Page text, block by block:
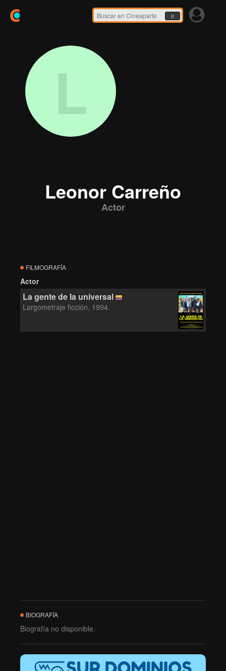
Ir
L
Leonor Carreño
Actor
FILMOGRAFÍA
Actor
La gente de la universal
Largometraje ficción, 1994.
BIOGRAFÍA
Biografía no disponible.